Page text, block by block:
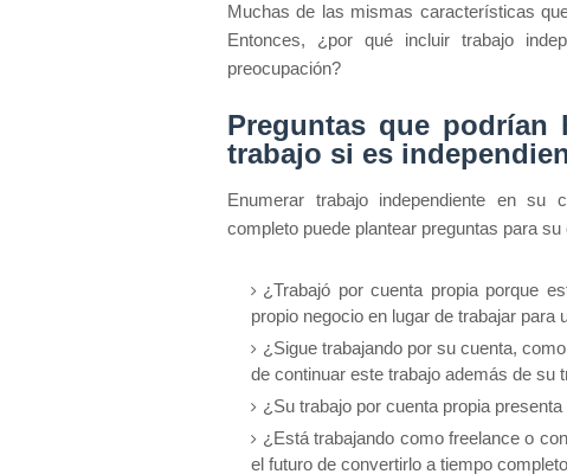
Muchas de las mismas características
Entonces, ¿por qué incluir trabajo
preocupación?
Preguntas que podrían
trabajo si es
Enumerar trabajo independiente en su
completo puede plantear preguntas para
¿Trabajó por cuenta propia porque
propio negocio en lugar de trabajar para
¿Sigue trabajando por su cuenta,
de continuar este trabajo además de su
¿Su trabajo por cuenta propia
¿Está trabajando como freelance o
el futuro de convertirlo a tiempo